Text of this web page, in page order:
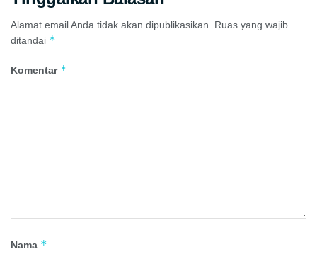
Alamat email Anda tidak akan dipublikasikan.
Ruas yang wajib
ditandai *
Komentar *
Nama *